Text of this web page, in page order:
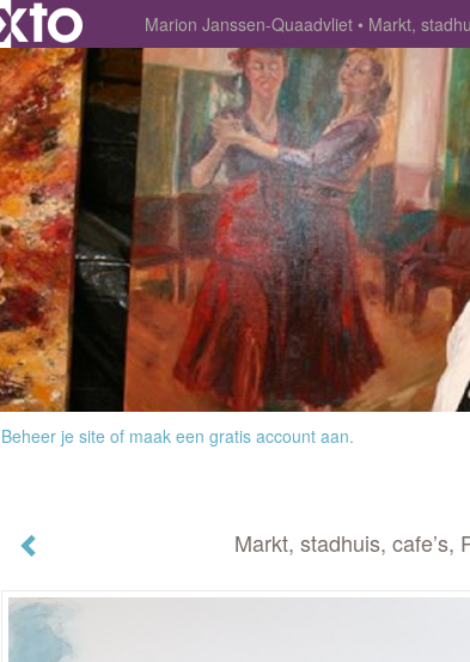
Marion Janssen-Quaadvliet Markt,
Beheer je site of maak een gratis account aan.
Markt, stadhuis, cafe’s,